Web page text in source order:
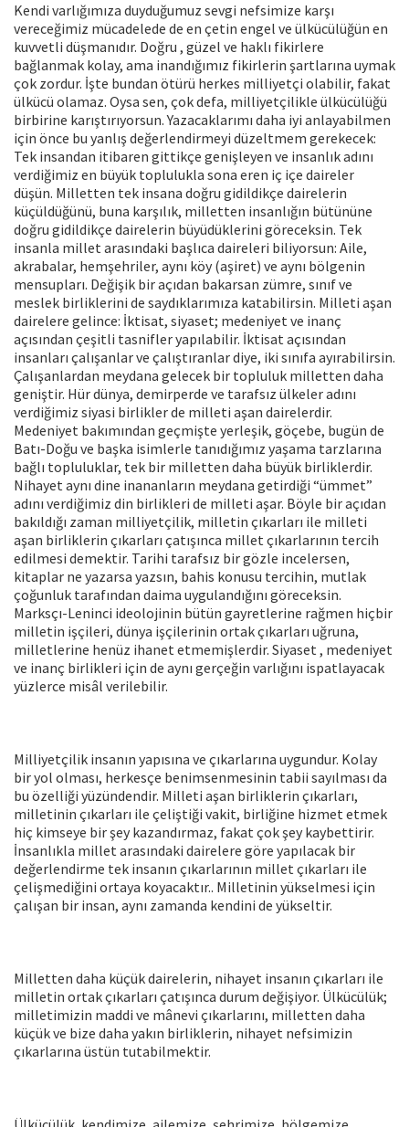
Kendi varlığımıza duyduğumuz sevgi nefsimize karşı
vereceğimiz mücadelede de en çetin engel ve ülkücülüğün en
kuvvetli düşmanıdır. Doğru , güzel ve haklı fikirlere
bağlanmak kolay, ama inandığımız fikirlerin şartlarına uymak
çok zordur. İşte bundan ötürü herkes milliyetçi olabilir, fakat
ülkücü olamaz. Oysa sen, çok defa, milliyetçilikle ülkücülüğü
birbirine karıştırıyorsun. Yazacaklarımı daha iyi anlayabilmen
için önce bu yanlış değerlendirmeyi düzeltmem gerekecek:
Tek insandan itibaren gittikçe genişleyen ve insanlık adını
verdiğimiz en büyük toplulukla sona eren iç içe daireler
düşün. Milletten tek insana doğru gidildikçe dairelerin
küçüldüğünü, buna karşılık, milletten insanlığın bütününe
doğru gidildikçe dairelerin büyüdüklerini göreceksin. Tek
insanla millet arasındaki başlıca daireleri biliyorsun: Aile,
akrabalar, hemşehriler, aynı köy (aşiret) ve aynı bölgenin
mensupları. Değişik bir açıdan bakarsan zümre, sınıf ve
meslek birliklerini de saydıklarımıza katabilirsin. Milleti aşan
dairelere gelince: İktisat, siyaset; medeniyet ve inanç
açısından çeşitli tasnifler yapılabilir. İktisat açısından
insanları çalışanlar ve çalıştıranlar diye, iki sınıfa ayırabilirsin.
Çalışanlardan meydana gelecek bir topluluk milletten daha
geniştir. Hür dünya, demirperde ve tarafsız ülkeler adını
verdiğimiz siyasi birlikler de milleti aşan dairelerdir.
Medeniyet bakımından geçmişte yerleşik, göçebe, bugün de
Batı-Doğu ve başka isimlerle tanıdığımız yaşama tarzlarına
bağlı topluluklar, tek bir milletten daha büyük birliklerdir.
Nihayet aynı dine inananların meydana getirdiği “ümmet”
adını verdiğimiz din birlikleri de milleti aşar. Böyle bir açıdan
bakıldığı zaman milliyetçilik, milletin çıkarları ile milleti
aşan birliklerin çıkarları çatışınca millet çıkarlarının tercih
edilmesi demektir. Tarihi tarafsız bir gözle incelersen,
kitaplar ne yazarsa yazsın, bahis konusu tercihin, mutlak
çoğunluk tarafından daima uygulandığını göreceksin.
Marksçı-Leninci ideolojinin bütün gayretlerine rağmen hiçbir
milletin işçileri, dünya işçilerinin ortak çıkarları uğruna,
milletlerine henüz ihanet etmemişlerdir. Siyaset , medeniyet
ve inanç birlikleri için de aynı gerçeğin varlığını ispatlayacak
yüzlerce misâl verilebilir.
Milliyetçilik insanın yapısına ve çıkarlarına uygundur. Kolay
bir yol olması, herkesçe benimsenmesinin tabii sayılması da
bu özelliği yüzündendir. Milleti aşan birliklerin çıkarları,
milletinin çıkarları ile çeliştiği vakit, birliğine hizmet etmek
hiç kimseye bir şey kazandırmaz, fakat çok şey kaybettirir.
İnsanlıkla millet arasındaki dairelere göre yapılacak bir
değerlendirme tek insanın çıkarlarının millet çıkarları ile
çelişmediğini ortaya koyacaktır.. Milletinin yükselmesi için
çalışan bir insan, aynı zamanda kendini de yükseltir.
Milletten daha küçük dairelerin, nihayet insanın çıkarları ile
milletin ortak çıkarları çatışınca durum değişiyor. Ülkücülük;
milletimizin maddi ve mânevi çıkarlarını, milletten daha
küçük ve bize daha yakın birliklerin, nihayet nefsimizin
çıkarlarına üstün tutabilmektir.